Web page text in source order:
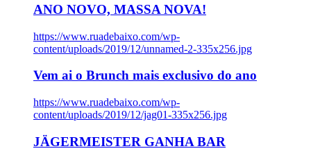
ANO NOVO, MASSA NOVA!
https://www.ruadebaixo.com/wp-
content/uploads/2019/12/unnamed-2-335x256.jpg
Vem ai o Brunch mais exclusivo do ano
https://www.ruadebaixo.com/wp-
content/uploads/2019/12/jag01-335x256.jpg
JÄGERMEISTER GANHA BAR